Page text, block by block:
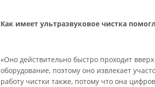
Как имеет ультразвуковое чистка
«Оно действительно быстро проходит
оборудование, поэтому оно извлекает
работу чистки также, потому что она